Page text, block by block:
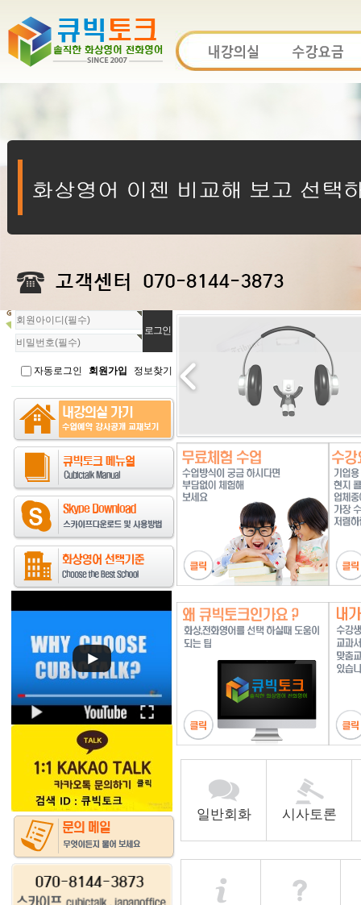
회
원
로
인
자동로그인 회원가입 정보찾기
일반회화 시사토론